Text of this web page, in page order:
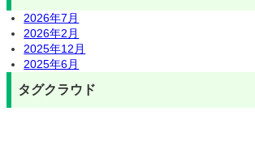
2026年7月
2026年2月
2025年12月
2025年6月
タグクラウド